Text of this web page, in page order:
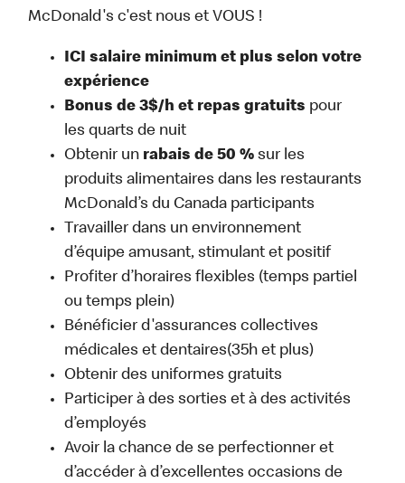
McDonald's c'est nous et VOUS !
ICI salaire minimum et plus selon votre
expérience
Bonus de 3$/h et repas gratuits pour
les quarts de nuit
Obtenir un rabais de 50 %sur les
produits alimentaires dans les restaurants
McDonald’s du Canada participants
Travailler dans un environnement
d’équipe amusant, stimulant et positif
Profiter d’horaires flexibles (temps partiel
ou temps plein)
Bénéficier d'assurances collectives
médicales et dentaires(35h et plus)
Obtenir des uniformes gratuits
Participer à des sorties et à des activités
d’employés
Avoir la chance de se perfectionner et
d’accéder à d’excellentes occasions de